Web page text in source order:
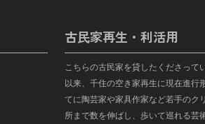
古民家再生・利活用
こちらの古民家を貸したくださって
以来、千住の空き家再生に現在進行
てに陶芸家や家具作家など若手のク
所まで数を伸ばし、歩いて巡れる芸